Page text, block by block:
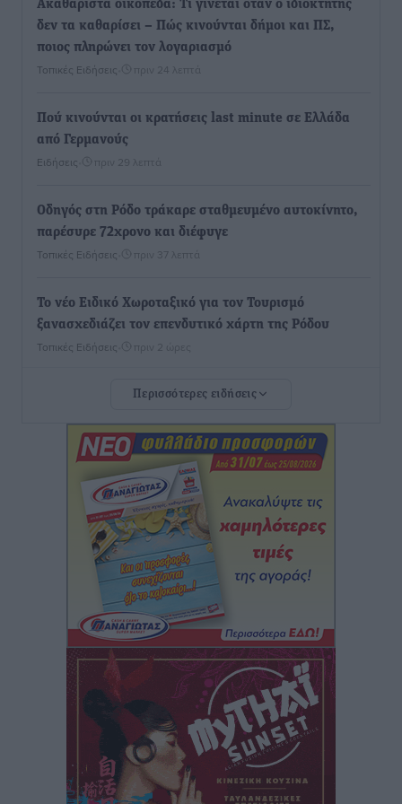
Ακαθάριστα οικόπεδα: Τι γίνεται όταν ο ιδιοκτήτης
δεν τα καθαρίσει – Πώς κινούνται δήμοι και ΠΣ,
ποιος πληρώνει τον λογαριασμό
Τοπικές Ειδήσεις πριν 24 λεπτά
Πού κινούνται οι κρατήσεις last minute σε Ελλάδα
από Γερμανούς
Ειδήσεις πριν 29 λεπτά
Οδηγός στη Ρόδο τράκαρε σταθμευμένο αυτοκίνητο,
παρέσυρε 72χρονο και διέφυγε
Τοπικές Ειδήσεις πριν 37 λεπτά
Το νέο Ειδικό Χωροταξικό για τον Τουρισμό
ξανασχεδιάζει τον επενδυτικό χάρτη της Ρόδου
Τοπικές Ειδήσεις πριν 2 ώρες
Γιάννης Βασιλάκης: «Η Πρωτοβάθμια Φροντίδα
τις δομές, δεν τις αποδυναμώνουμε»
Συνεντεύξεις• πριν 2 ώρες
Ιδρυμα Ωνάση: Το όραμα πίσω από τα δύο νέα
σχολεία της Ρόδου
Συνεντεύξεις• πριν 2 ώρες
Μιχάλης Χουρδάκης: «Η χώρα χρειάζεται μια
αξιόπιστη εναλλακτική κυβερνητική πρόταση»
Συνεντεύξεις• πριν 2 ώρες
Σεβ. Μητροπολίτης Ρόδου κ. Κύριλλος: «Ο Αύγουστος
είναι ο μήνας της Παναγίας και η Θεία Λειτουργία η
καρδιά της ζωής της Εκκλησίας»
Συνεντεύξεις• πριν 2 ώρες
Περισσότερες ειδήσεις